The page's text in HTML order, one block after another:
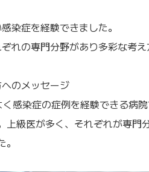
染症を経験できました。
れの専門分野があり多彩な考
のメッセージ
感染症の症例を経験できる病
上級医が多く、それぞれが専